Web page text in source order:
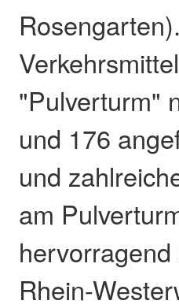
"Pulverturm"
und 176
und
am
Rhein-